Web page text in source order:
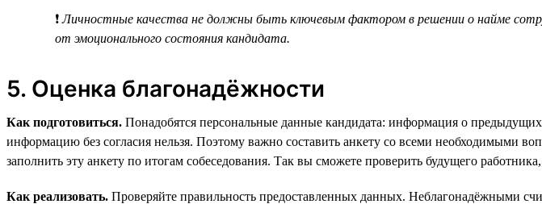
❗Личностные качества не должны быть ключевым фактором в решении о найме
от эмоционального состояния кандидата.
5. Оценка благонадёжности
Как подготовиться. Понадобятся персональные данные кандидата: информация о
информацию без согласия нельзя. Поэтому важно составить анкету со всеми необходимыми
заполнить эту анкету по итогам собеседования. Так вы сможете проверить будущего
Как реализовать. Проверяйте правильность предоставленных данных. Неблагонадёжными